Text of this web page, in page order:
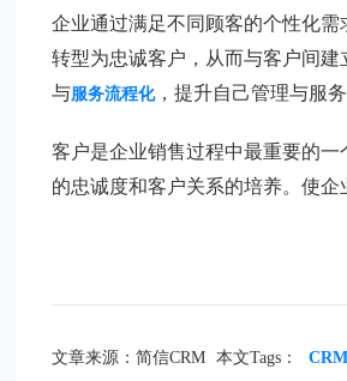
企业通过满足不同顾客的个性化
转型为忠诚客户，从而与客户间
与服务流程化，提升自己管理与服务
客户是企业销售过程中最重要的
的忠诚度和客户关系的培养。使
文章来源：简信CRM 本文Tags： CRM